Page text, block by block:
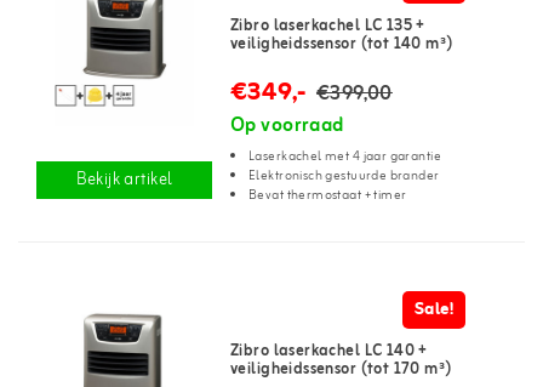
Bekijk artikel
Zibro laserkachel LC 135 +
veiligheidssensor (tot 140 m³)
€349,- €399,00
Op voorraad
Laserkachel met 4 jaar garantie
Elektronisch gestuurde brander
Bevat thermostaat + timer
Sale!
Zibro laserkachel LC 140 +
veiligheidssensor (tot 170 m³)